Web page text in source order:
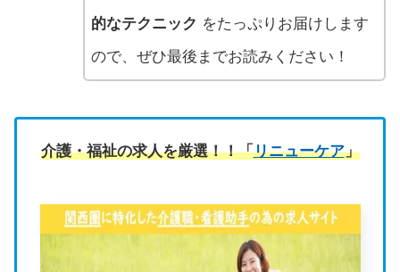
的なテクニック をたっぷりお届けします
ので、ぜひ最後までお読みください！
介護・福祉の求人を厳選！！「リニューケア」